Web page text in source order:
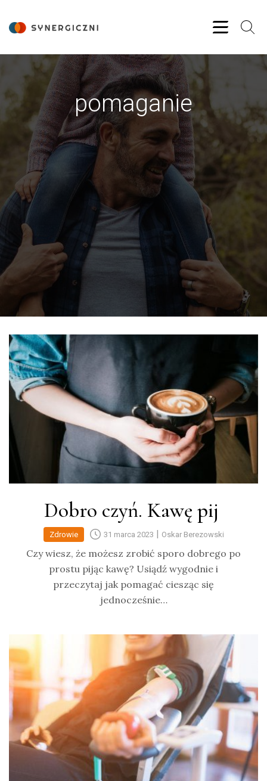
pomaganie
Dobro czyń. Kawę pij
Zdrowie 31 marca 2023 | Oskar Berezowski
Czy wiesz, że możesz zrobić sporo dobrego po
prostu pijąc kawę? Usiądź wygodnie i
przeczytaj jak pomagać ciesząc się
jednocześnie…